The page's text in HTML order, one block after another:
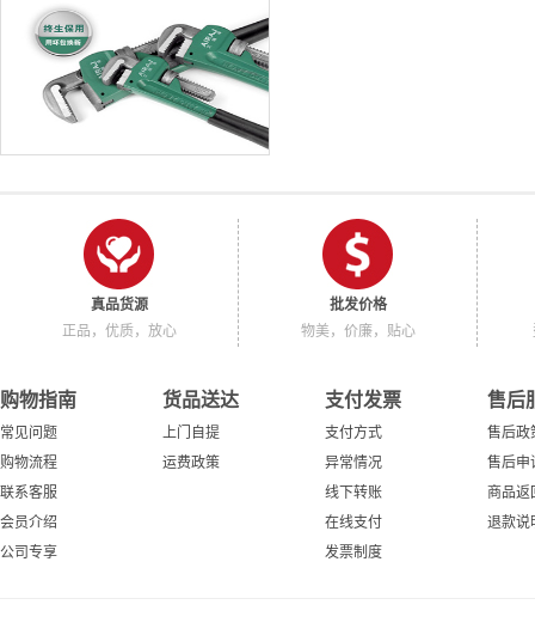
真品货源
正品，优质，放心
批发价格
物美，价廉，贴心
购物指南
常见问题
购物流程
联系客服
会员介绍
公司专享
货品送达
上门自提
运费政策
支付发票
支付方式
异常情况
线下转账
在线支付
发票制度
售后
售后政
售后申
商品返
退款说